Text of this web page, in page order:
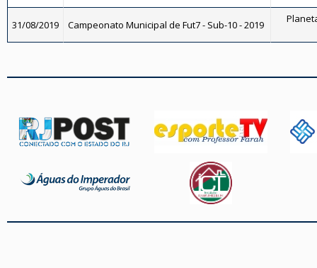
31/08/2019 Campeonato Municipal de Fut7 - Sub-10 - 2019